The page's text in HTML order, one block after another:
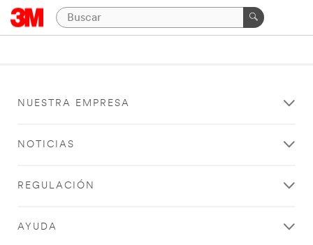
NUESTRA EMPRESA
NOTICIAS
REGULACIÓN
AYUDA